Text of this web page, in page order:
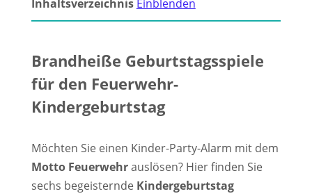
Inhaltsverzeichnis Einblenden
Brandheiße Geburtstagsspiele
für den Feuerwehr-
Kindergeburtstag
Möchten Sie einen Kinder-Party-Alarm mit dem
Motto Feuerwehrauslösen? Hier finden Sie
sechs begeisternde Kindergeburtstag